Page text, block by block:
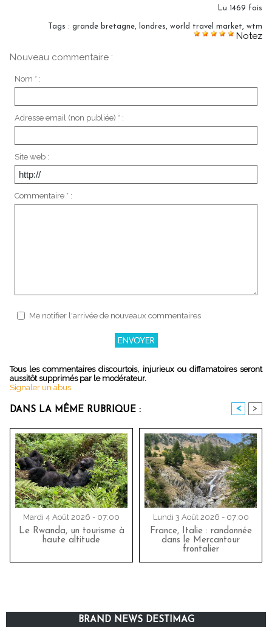
Lu 1469 fois
Tags : grande bretagne, londres, world travel market, wtm
Notez
Nouveau commentaire :
Nom * :
Adresse email (non publiée) * :
Site web :
Commentaire * :
Me notifier l'arrivée de nouveaux commentaires
Tous les commentaires discourtois, injurieux ou diffamatoires seront
aussitôt supprimés par le modérateur.
Signaler un abus
DANS LA MÊME RUBRIQUE : < >
Mardi 4 Août 2026 - 07:00
Le Rwanda, un tourisme à
haute altitude
Lundi 3 Août 2026 - 07:00
France, Italie : randonnée
dans le Mercantour
frontalier
BRAND NEWS DESTIMAG